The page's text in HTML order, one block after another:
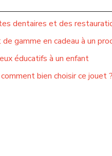
dentaires et des
gamme en cadeau à un
éducatifs à un enfant
bien choisir ce jouet ?